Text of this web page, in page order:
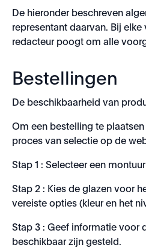
De hieronder beschreven
representant daarvan. Bij
redacteur poogt om alle
Bestellingen
De beschikbaarheid van
Om een bestelling te
proces van selectie op de
Stap 1 : Selecteer een
Stap 2 : Kies de glazen voor
vereiste opties (kleur en het
Stap 3 : Geef informatie voor
beschikbaar zijn gesteld.